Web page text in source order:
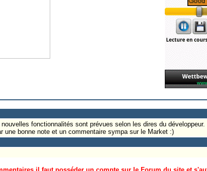
fonctionnalités sont prévues selon les dires du développeur.
bonne note et un commentaire sympa sur le Market :)